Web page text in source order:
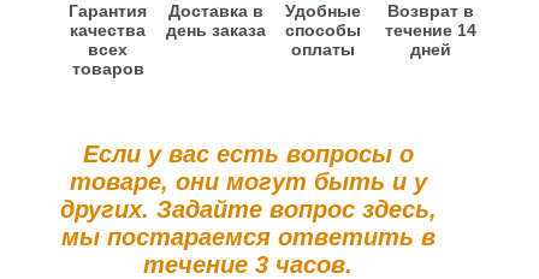
Гарантия
качества
всех
товаров
Доставка в
день заказа
Удобные
способы
оплаты
Возврат в
течение 14
дней
Если у вас есть вопросы о
товаре, они могут быть и у
других. Задайте вопрос здесь,
мы постараемся ответить в
течение 3 часов.